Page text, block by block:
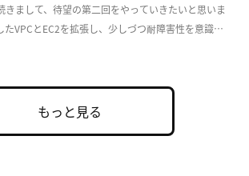
きまして、待望の第二回をやっていきたいと思いま
たVPCとEC2を拡張し、少しづつ耐障害性を意識し
もっと見る